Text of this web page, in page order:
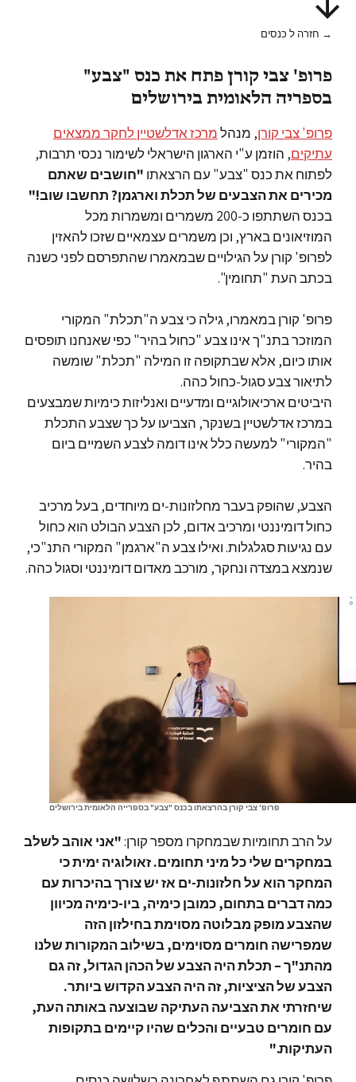
→ חזרה ל כנסים
פרופ' צבי קורן פתח את כנס "צבע"
בספריה הלאומית בירושלים
פרופ' צבי קורן, מנהלמרכז אדלשטיין לחקר ממצאים
עתיקים, הוזמן ע"י הארגון הישראלי לשימור נכסי תרבות,
לפתוח את כנס "צבע" עם הרצאתו "חושבים שאתם
מכירים את הצבעים של תכלת וארגמן? תחשבו שוב!"
בכנס השתתפו כ-200 משמרים ומשמרות מכל
המוזיאונים בארץ, וכן משמרים עצמאיים שזכו להאזין
לפרופ' קורן על הגילויים שבמאמרו שהתפרסם לפני כשנה
בכתב העת "תחומין".
פרופ' קורן במאמרו, גילה כי צבע ה"תכלת" המקורי
המוזכר בתנ"ך אינו צבע "כחול בהיר" כפי שאנחנו תופסים
אותו כיום, אלא שבתקופה זו המילה "תכלת" שומשה
לתיאור צבע סגול-כחול כהה.
היביטים ארכיאולוגיים ומדעיים ואנליזות כימיות שמבצעים
במרכז אדלשטיין בשנקר, הצביעו על כך שצבע התכלת
"המקורי" למעשה כלל אינו דומה לצבע השמיים ביום
בהיר.
הצבע, שהופק בעבר מחלזונות-ים מיוחדים, בעל מרכיב
כחול דומיננטי ומרכיב אדום, לכן הצבע הבולט הוא כחול
עם נגיעות סגלגלות. ואילו צבע ה"ארגמן" המקורי התנ"כי,
שנמצא במצדה ונחקר, מורכב מאדום דומיננטי וסגול כהה.
פרופ' צבי קורן בהרצאתו בכנס "צבע" בספרייה הלאומית בירושלים
על הרב תחומיות שבמחקרו מספר קורן:"אני אוהב לשלב
במחקרים שלי כל מיני תחומים. זאולוגיה ימית כי
המחקר הוא על חלזונות-ים אז יש צורך בהיכרות עם
כמה דברים בתחום, כמובן כימיה, ביו-כימיה מכיוון
שהצבע מופק מבלוטה מסוימת בחילזון הזה
שמפרישה חומרים מסוימים, בשילוב המקורות שלנו
מהתנ"ך – תכלת היה הצבע של הכהן הגדול, זה גם
הצבע של הציציות, זה היה הצבע הקדוש ביותר.
שיחזרתי את הצביעה העתיקה שבוצעה באותה העת,
עם חומרים טבעיים והכלים שהיו קיימים בתקופות
העתיקות."